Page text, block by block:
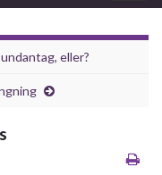
på/av
eller?